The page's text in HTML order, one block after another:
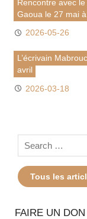
Rencontre avec
Gaoua le 27 mai
2026-05-26
L’écrivain
avril
2026-03-18
Tous les
FAIRE UN DON